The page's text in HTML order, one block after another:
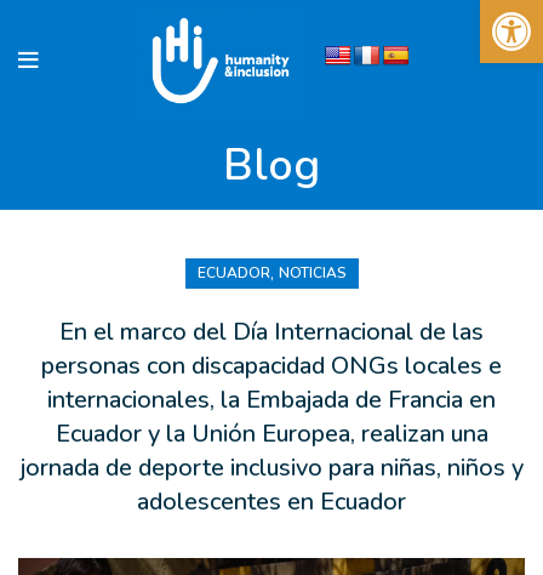
Blog
ECUADOR, NOTICIAS
En el marco del Día Internacional de las
personas con discapacidad ONGs locales e
internacionales, la Embajada de Francia en
Ecuador y la Unión Europea, realizan una
jornada de deporte inclusivo para niñas, niños y
adolescentes en Ecuador